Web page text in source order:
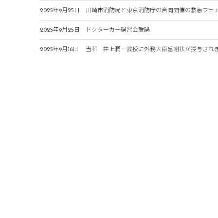
2025年9月25日 川崎市消防局と東京消防庁の合同開催の救急フェ
2025年9月25日 ドクターカー講習会受講
2025年9月16日 当科 井上潤一教授に外務大臣感謝状が授与され